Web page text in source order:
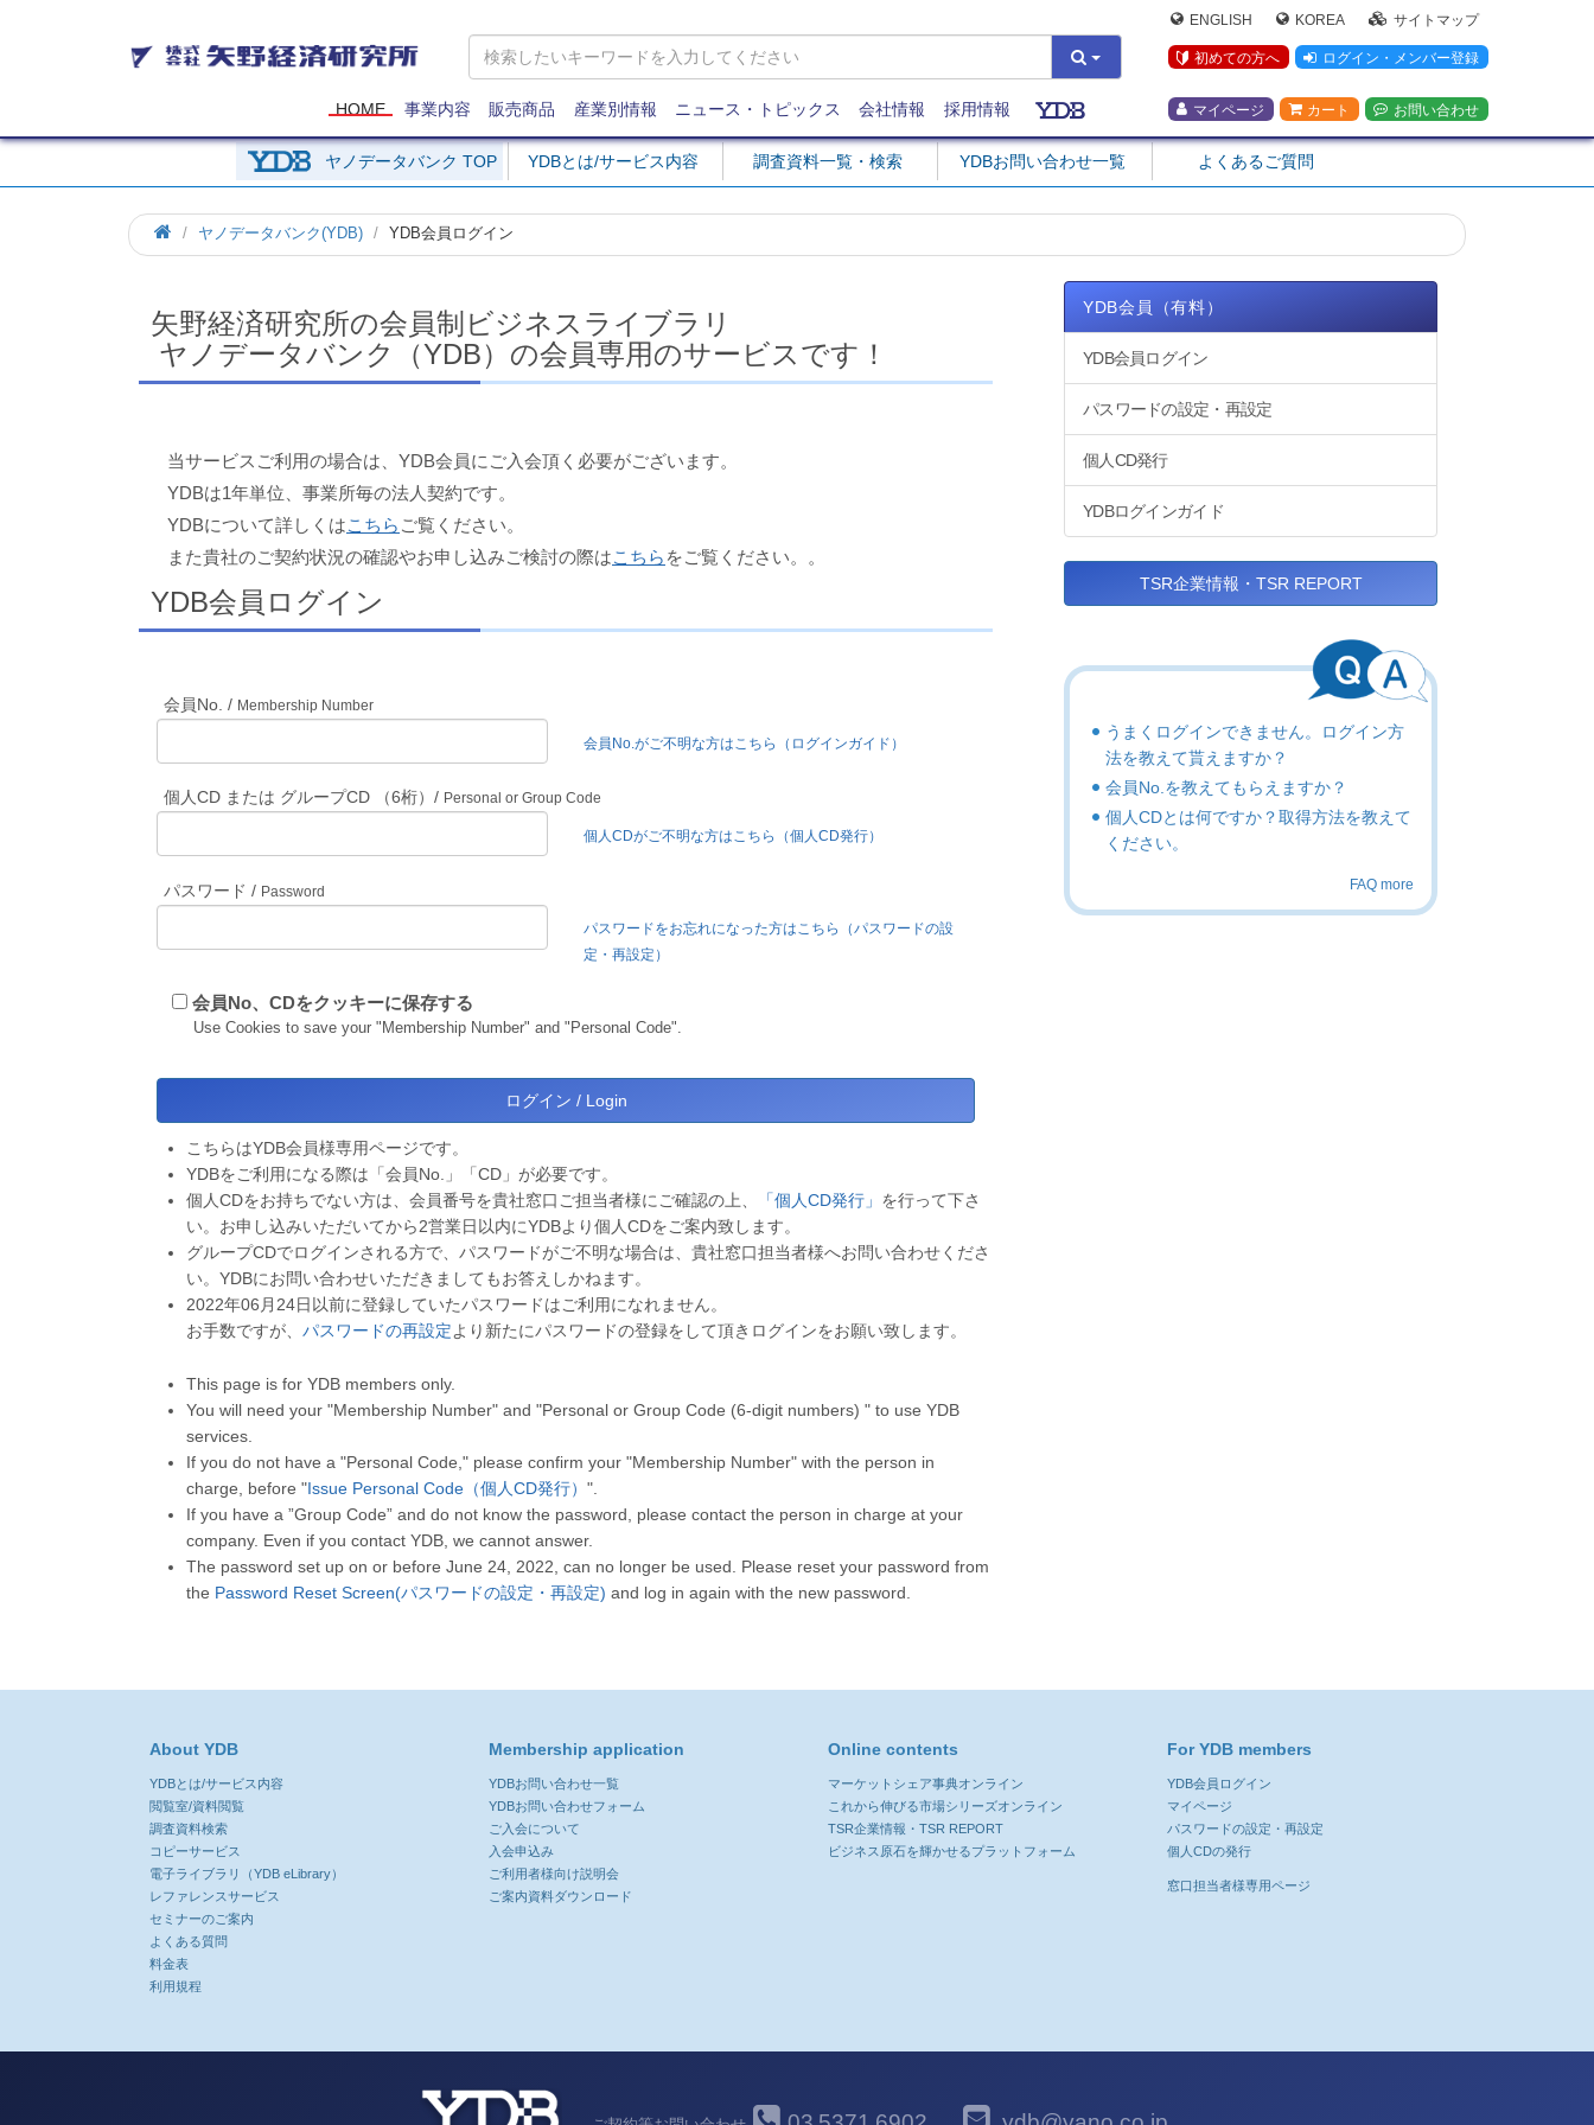
矢
野
研
究
所
ENGLISH KOREA サイトマップ
初めての方へ ログイン・メンバー登録
マイページ カート お問い合わせ
HOME 事業内容 販売商品 産業別情報 ニュース・トピックス 会社情報 採用情報
ヤノデータバンク TOP YDBとは/サービス内容 調査資料一覧・検索 YDBお問い合わせ一覧 よくあるご質問
ホ
ー
ヤノデータバンク(YDB) YDB会員ログイン
矢野経済研究所の会員制ビジネスライブラリ
ヤノデータバンク（YDB）の会員専用のサービスです！
当サービスご利用の場合は、YDB会員にご入会頂く必要がございます。
YDBは1年単位、事業所毎の法人契約です。
YDBについて詳しくはこちら ご覧ください。
また貴社のご契約状況の確認やお申し込みご検討の際はこちら をご覧ください。。
YDB会員ログイン
会員No. / Membership Number
会員No.がご不明な方はこちら（ログインガイド）
個人CD または グループCD （6桁）/ Personal or Group Code
個人CDがご不明な方はこちら（個人CD発行）
パスワード / Password
パスワードをお忘れになった方はこちら（パスワードの設
定・再設定）
会員No、CDをクッキーに保存する
Use Cookies to save your "Membership Number" and "Personal Code".
こちらはYDB会員様専用ページです。
YDBをご利用になる際は「会員No.」「CD」が必要です。
個人CDをお持ちでない方は、会員番号を貴社窓口ご担当者様にご確認の上、
「個人CD発行」 を行って下さ
い。お申し込みいただいてから2営業日以内にYDBより個人CDをご案内致します。
グループCDでログインされる方で、パスワードがご不明な場合は、貴社窓口担当者様へお問い合わせくださ
い。YDBにお問い合わせいただきましてもお答えしかねます。
2022年06月24日以前に登録していたパスワードはご利用になれません。
お手数ですが、 パスワードの再設定より新たにパスワードの登録をして頂きログインをお願い致します。
This page is for YDB members only.
You will need your "Membership Number" and "Personal or Group Code (6-digit numbers) " to use YDB
services.
If you do not have a "Personal Code," please confirm your "Membership Number" with the person in
charge, before "Issue Personal Code（個人CD発行） ".
If you have a ”Group Code” and do not know the password, please contact the person in charge at your
company. Even if you contact YDB, we cannot answer.
The password set up on or before June 24, 2022, can no longer be used. Please reset your password from
the Password Reset Screen(パスワードの設定・再設定) and log in again with the new password.
YDB会員（有料）
YDB会員ログイン
パスワードの設定・再設定
個人CD発行
YDBログインガイド
TSR企業情報・TSR REPORT
うまくログインできません。ログイン方
法を教えて貰えますか？
会員No.を教えてもらえますか？
個人CDとは何ですか？取得方法を教えて
ください。
FAQ more
About YDB
YDBとは/サービス内容
閲覧室/資料閲覧
調査資料検索
コピーサービス
電子ライブラリ（YDB eLibrary）
レファレンスサービス
セミナーのご案内
よくある質問
料金表
利用規程
Membership application
YDBお問い合わせ一覧
YDBお問い合わせフォーム
ご入会について
入会申込み
ご利用者様向け説明会
ご案内資料ダウンロード
Online contents
マーケットシェア事典オンライン
これから伸びる市場シリーズオンライン
TSR企業情報・TSR REPORT
ビジネス原石を輝かせるプラットフォーム
For YDB members
YDB会員ログイン
マイページ
パスワードの設定・再設定
個人CDの発行
窓口担当者様専用ページ